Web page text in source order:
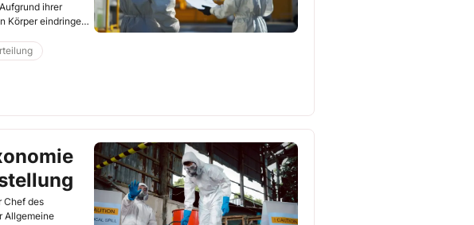
ihrer
Körper eindringen,
an den
Mitarbeiter vor
Chef des
Allgemeine